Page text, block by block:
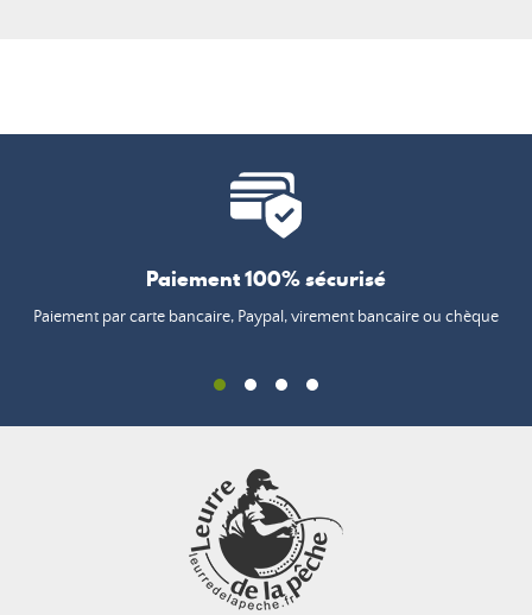
Paiement 100% sécurisé
Paiement par carte bancaire, Paypal, virement bancaire ou chèque